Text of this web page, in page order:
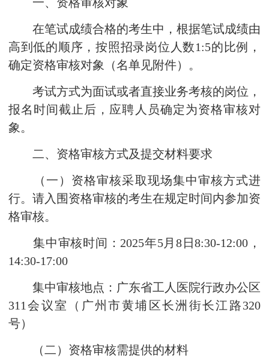
一、资格审核对象
在笔试成绩合格的考生中，根据笔试成绩由
高到低的顺序，按照招录岗位人数1:5的比例，
确定资格审核对象（名单见附件）。
考试方式为面试或者直接业务考核的岗位，
报名时间截止后，应聘人员确定为资格审核对
象。
二、资格审核方式及提交材料要求
（一）资格审核采取现场集中审核方式进
行。请入围资格审核的考生在规定时间内参加资
格审核。
集中审核时间：2025年5月8日8:30-12:00，
14:30-17:00
集中审核地点：广东省工人医院行政办公区
311会议室（广州市黄埔区长洲街长江路320
号）
（二）资格审核需提供的材料